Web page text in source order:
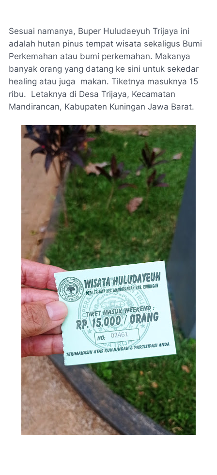
Sesuai namanya, Buper Huludaeyuh Trijaya ini
adalah hutan pinus tempat wisata sekaligus Bumi
Perkemahan atau bumi perkemahan. Makanya
banyak orang yang datang ke sini untuk sekedar
healing atau juga makan. Tiketnya masuknya 15
ribu. Letaknya di Desa Trijaya, Kecamatan
Mandirancan, Kabupaten Kuningan Jawa Barat.